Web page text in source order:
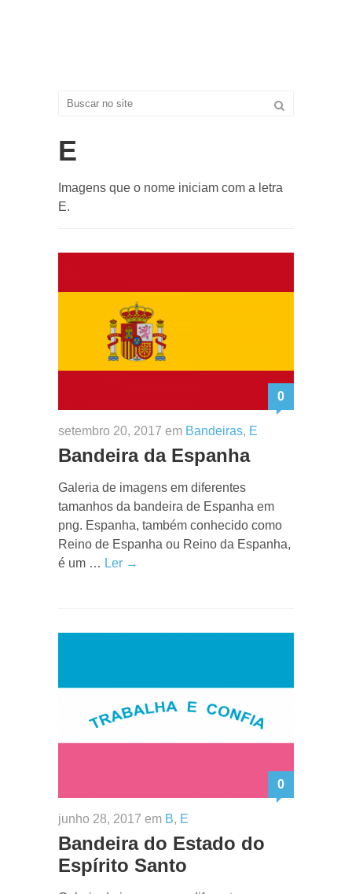
E
Imagens que o nome iniciam com a letra
E.
0
setembro 20, 2017 em Bandeiras, E
Bandeira da Espanha
Galeria de imagens em diferentes
tamanhos da bandeira de Espanha em
png. Espanha, também conhecido como
Reino de Espanha ou Reino da Espanha,
é um … Ler →
0
junho 28, 2017 em B, E
Bandeira do Estado do
Espírito Santo